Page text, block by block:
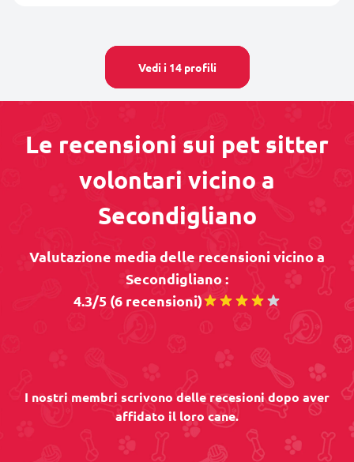
Vedi i 14 profili
Le recensioni sui pet sitter
volontari vicino a
Secondigliano
Valutazione media delle recensioni vicino a
Secondigliano :
4.3/5 (6 recensioni)
I nostri membri scrivono delle recesioni dopo aver
affidato il loro cane.